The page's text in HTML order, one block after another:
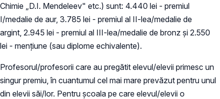
Chimie „D.I. Mendeleev" etc.) sunt: 4.440 lei - premiul
I/medalie de aur, 3.785 lei - premiul al II-lea/medalie de
argint, 2.945 lei - premiul al III-lea/medalie de bronz şi 2.550
lei - menţiune (sau diplome echivalente).
Profesorul/profesorii care au pregătit elevul/elevii primesc un
singur premiu, în cuantumul cel mai mare prevăzut pentru unul
din elevii săi/lor. Pentru şcoala pe care elevul/elevii o